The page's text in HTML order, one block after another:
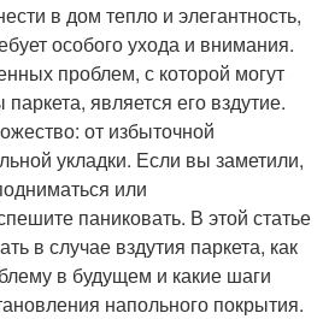
в дом тепло и элегантность,
особого ухода и внимания.
проблем, с которой могут
является его вздутие.
от избыточной
укладки. Если вы заметили,
или
паниковать. В этой статье
в случае вздутия паркета, как
в будущем и какие шаги
напольного покрытия.